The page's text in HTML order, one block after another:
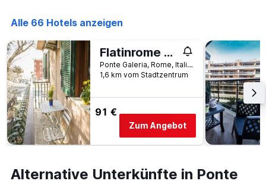
Diagramm
hat
1
Y-
Achse,
die
den
durchschnittlichen
Zimmerpreis
anzeigt.
Alle 66 Hotels anzeigen
Flatinrome Fiera
Ponte Galeria, Rome, Italien
1,6 km vom Stadtzentrum
91 €
Zum Angebot
Alternative Unterkünfte in Ponte